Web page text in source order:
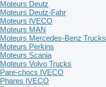
Moteurs Deutz
Moteurs Deutz-Fahr
Moteurs IVECO
Moteurs MAN
Moteurs Mercedes-Benz Trucks
Moteurs Perkins
Moteurs Scania
Moteurs Volvo Trucks
Pare-chocs IVECO
Phares IVECO